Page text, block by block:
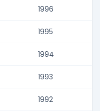
1996
1995
1994
1993
1992